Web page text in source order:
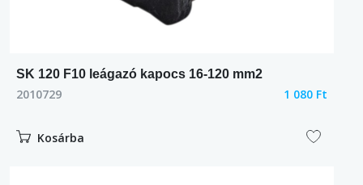
SK 120 F10 leágazó kapocs 16-120 mm2
2010729 1 080 Ft
Kosárba